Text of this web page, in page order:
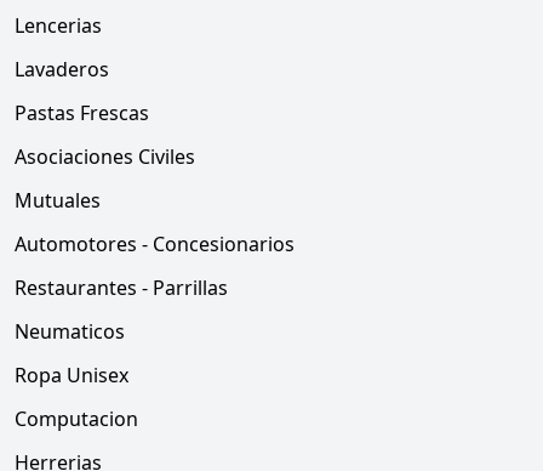
Lencerias
Lavaderos
Pastas Frescas
Asociaciones Civiles
Mutuales
Automotores - Concesionarios
Restaurantes - Parrillas
Neumaticos
Ropa Unisex
Computacion
Herrerias